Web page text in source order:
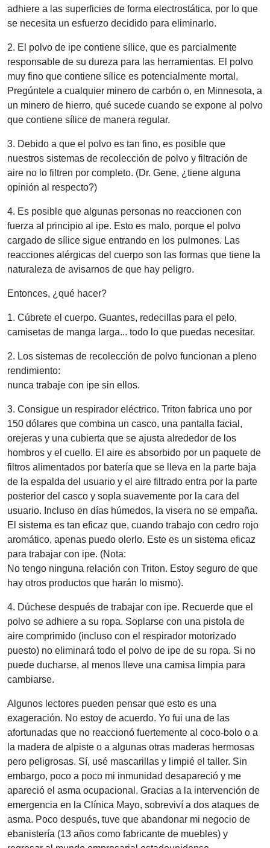
adhiere a las superficies de forma electrostática, por lo que
se necesita un esfuerzo decidido para eliminarlo.
2. El polvo de ipe contiene sílice, que es parcialmente
responsable de su dureza para las herramientas. El polvo
muy fino que contiene sílice es potencialmente mortal.
Pregúntele a cualquier minero de carbón o, en Minnesota, a
un minero de hierro, qué sucede cuando se expone al polvo
que contiene sílice de manera regular.
3. Debido a que el polvo es tan fino, es posible que
nuestros sistemas de recolección de polvo y filtración de
aire no lo filtren por completo. (Dr. Gene, ¿tiene alguna
opinión al respecto?)
4. Es posible que algunas personas no reaccionen con
fuerza al principio al ipe. Esto es malo, porque el polvo
cargado de sílice sigue entrando en los pulmones. Las
reacciones alérgicas del cuerpo son las formas que tiene la
naturaleza de avisarnos de que hay peligro.
Entonces, ¿qué hacer?
1. Cúbrete el cuerpo. Guantes, redecillas para el pelo,
camisetas de manga larga... todo lo que puedas necesitar.
2. Los sistemas de recolección de polvo funcionan a pleno
rendimiento:
nunca trabaje con ipe sin ellos.
3. Consigue un respirador eléctrico. Triton fabrica uno por
150 dólares que combina un casco, una pantalla facial,
orejeras y una cubierta que se ajusta alrededor de los
hombros y el cuello. El aire es absorbido por un paquete de
filtros alimentados por batería que se lleva en la parte baja
de la espalda del usuario y el aire filtrado entra por la parte
posterior del casco y sopla suavemente por la cara del
usuario. Incluso en días húmedos, la visera no se empaña.
El sistema es tan eficaz que, cuando trabajo con cedro rojo
aromático, apenas puedo olerlo. Este es un sistema eficaz
para trabajar con ipe. (Nota:
No tengo ninguna relación con Triton. Estoy seguro de que
hay otros productos que harán lo mismo).
4. Dúchese después de trabajar con ipe. Recuerde que el
polvo se adhiere a su ropa. Soplarse con una pistola de
aire comprimido (incluso con el respirador motorizado
puesto) no eliminará todo el polvo de ipe de su ropa. Si no
puede ducharse, al menos lleve una camisa limpia para
cambiarse.
Algunos lectores pueden pensar que esto es una
exageración. No estoy de acuerdo. Yo fui una de las
afortunadas que no reaccionó fuertemente al coco-bolo o a
la madera de alpiste o a algunas otras maderas hermosas
pero peligrosas. Sí, usé mascarillas y limpié el taller. Sin
embargo, poco a poco mi inmunidad desapareció y me
apareció el asma ocupacional. Gracias a la intervención de
emergencia en la Clínica Mayo, sobreviví a dos ataques de
asma. Poco después, tuve que abandonar mi negocio de
ebanistería (13 años como fabricante de muebles) y